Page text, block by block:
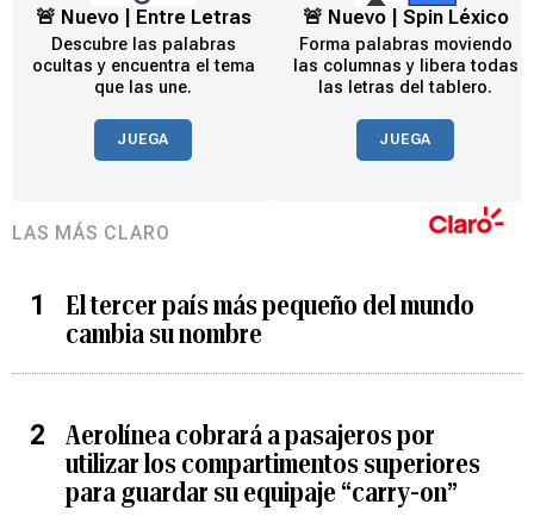
🚨 Nuevo | Entre Letras
Descubre las palabras
ocultas y encuentra el tema
que las une.
JUEGA
🚨 Nuevo | Spin Léxico
Forma palabras moviendo
las columnas y libera todas
las letras del tablero.
JUEGA
LAS MÁS CLARO
El tercer país más pequeño del mundo
cambia su nombre
Aerolínea cobrará a pasajeros por
utilizar los compartimentos superiores
para guardar su equipaje “carry-on”